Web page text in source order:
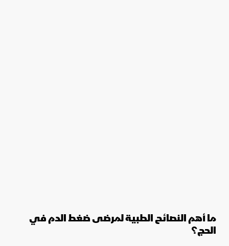
ما أهم النصائح الطبية لمرضى ضغط الدم في
الحج؟